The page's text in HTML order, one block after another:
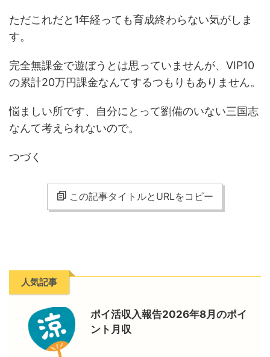
ただこれだと1年経っても育成終わらない気がしま
す。
完全無課金で遊ぼうとは思っていませんが、VIP10
の累計20万円課金なんてするつもりもありません。
悩ましい所です、自分にとって劉備のいない三国志
なんて考えられないので。
つづく
この記事タイトルとURLをコピー
人気記事
ポイ活収入報告2026年8月のポイ
ント月収